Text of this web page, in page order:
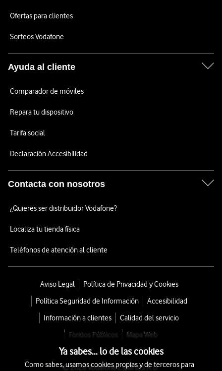
Ofertas para clientes
Sorteos Vodafone
Ayuda al cliente
Comparador de móviles
Repara tu dispositivo
Tarifa social
Declaración Accesibilidad
Contacta con nosotros
¿Quieres ser distribuidor Vodafone?
Localiza tu tienda física
Teléfonos de atención al cliente
Aviso Legal
Política de Privacidad y Cookies
Política Seguridad de Información
Accesibilidad
Información a clientes
Calidad del servicio
Fondos Públicos
Mapa Web
© 2026 Vodafone España S.A.U.
Ya sabes... lo de las cookies
Como sabes, usamos cookies propias y de terceros para